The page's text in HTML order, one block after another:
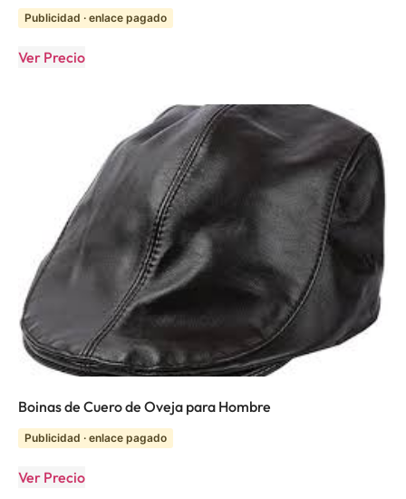
Publicidad · enlace pagado
Ver Precio
Boinas de Cuero de Oveja para Hombre
Publicidad · enlace pagado
Ver Precio